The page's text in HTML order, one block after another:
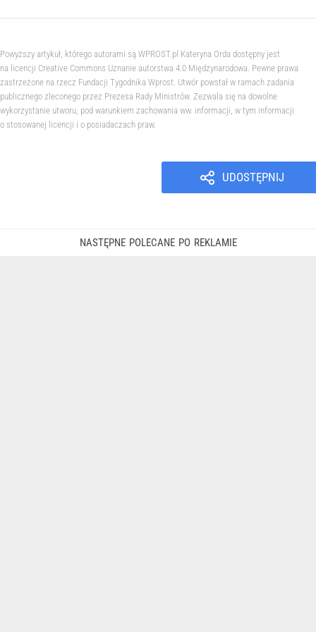
Powyższy artykuł, którego autorami są WPROST.pl Kateryna Orda dostępny jest
na licencji Creative Commons Uznanie autorstwa 4.0 Międzynarodowa. Pewne prawa
zastrzeżone na rzecz Fundacji Tygodnika Wprost. Utwór powstał w ramach zadania
publicznego zleconego przez Prezesa Rady Ministrów. Zezwala się na dowolne
wykorzystanie utworu, pod warunkiem zachowania ww. informacji, w tym informacji
o stosowanej licencji i o posiadaczach praw.
UDOSTĘPNIJ